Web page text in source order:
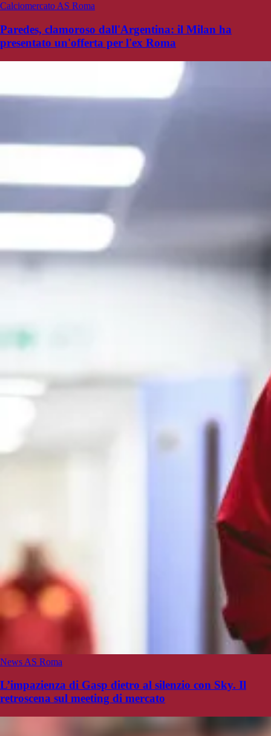
Calciomercato AS Roma
Paredes, clamoroso dall'Argentina: il Milan ha
presentato un'offerta per l'ex Roma
News AS Roma
L’impazienza di Gasp dietro al silenzio con Sky. Il
retroscena sul meeting di mercato